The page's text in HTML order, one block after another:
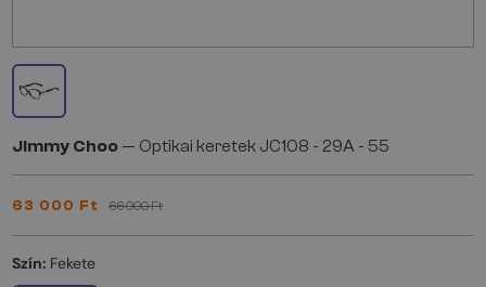
Jimmy Choo — Optikai keretek JC108 - 29A - 55
63 000 Ft 66 000 Ft
Szín: Fekete